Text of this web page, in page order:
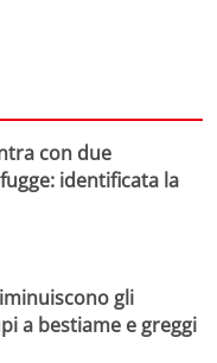
con due
identificata la
gli
a bestiame e greggi